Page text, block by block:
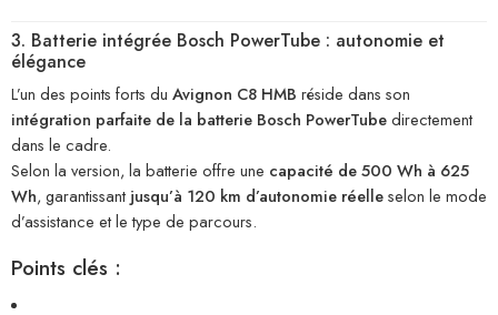
3. Batterie intégrée Bosch PowerTube : autonomie et
élégance
L’un des points forts du Avignon C8 HMB réside dans son
intégration parfaite de la batterie Bosch PowerTubedirectement
dans le cadre.
Selon la version, la batterie offre une capacité de 500 Wh à 625
Wh, garantissant jusqu’à 120 km d’autonomie réelleselon le mode
d’assistance et le type de parcours.
Points clés :